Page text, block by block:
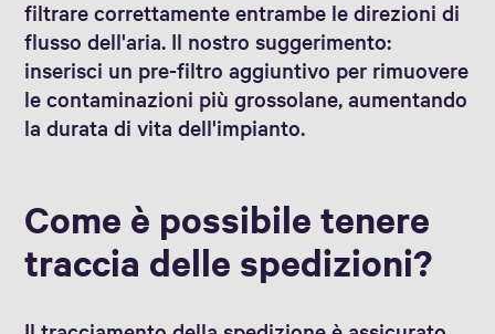
filtrare correttamente entrambe le direzioni di
flusso dell'aria. Il nostro suggerimento:
inserisci un pre-filtro aggiuntivo per rimuovere
le contaminazioni più grossolane, aumentando
la durata di vita dell'impianto.
Come è possibile tenere
traccia delle spedizioni?